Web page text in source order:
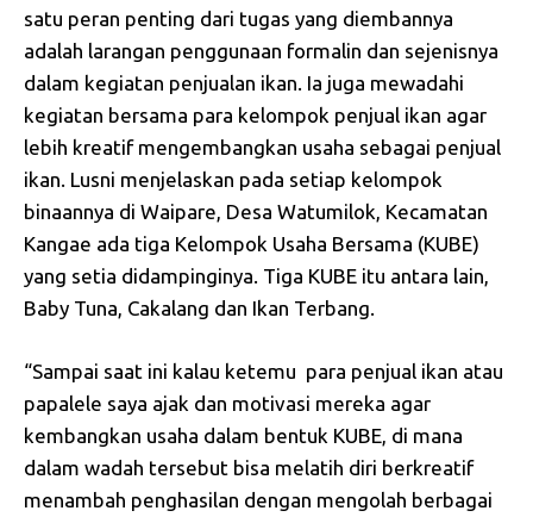
satu peran penting dari tugas yang diembannya
adalah larangan penggunaan formalin dan sejenisnya
dalam kegiatan penjualan ikan. Ia juga mewadahi
kegiatan bersama para kelompok penjual ikan agar
lebih kreatif mengembangkan usaha sebagai penjual
ikan. Lusni menjelaskan pada setiap kelompok
binaannya di Waipare, Desa Watumilok, Kecamatan
Kangae ada tiga Kelompok Usaha Bersama (KUBE)
yang setia didampinginya. Tiga KUBE itu antara lain,
Baby Tuna, Cakalang dan Ikan Terbang.
“Sampai saat ini kalau ketemu para penjual ikan atau
papalele saya ajak dan motivasi mereka agar
kembangkan usaha dalam bentuk KUBE, di mana
dalam wadah tersebut bisa melatih diri berkreatif
menambah penghasilan dengan mengolah berbagai